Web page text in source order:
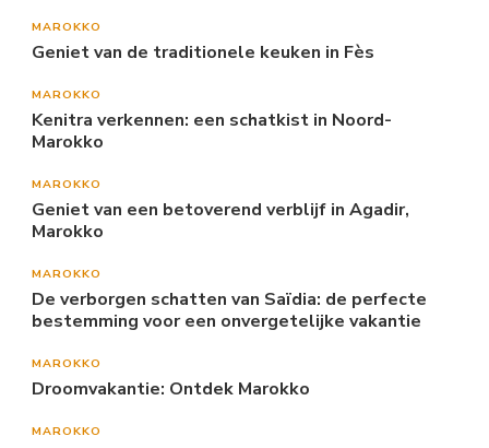
MAROKKO
Geniet van de traditionele keuken in Fès
MAROKKO
Kenitra verkennen: een schatkist in Noord-
Marokko
MAROKKO
Geniet van een betoverend verblijf in Agadir,
Marokko
MAROKKO
De verborgen schatten van Saïdia: de perfecte
bestemming voor een onvergetelijke vakantie
MAROKKO
Droomvakantie: Ontdek Marokko
MAROKKO